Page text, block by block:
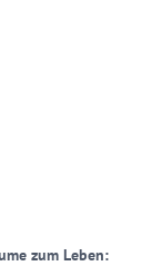
zum Leben: